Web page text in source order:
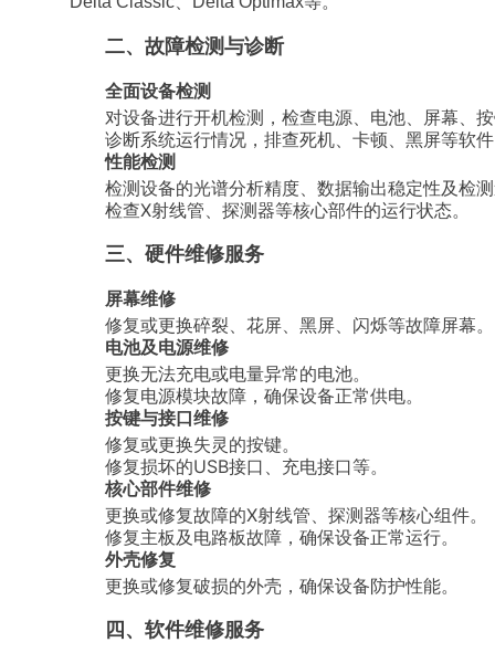
二、故障检测与诊断
全面设备检测
对设备进行开机检测，检查电源、电池、屏幕、
诊断系统运行情况，排查死机、卡顿、黑屏等软
性能检测
检测设备的光谱分析精度、数据输出稳定性及检
检查X射线管、探测器等核心部件的运行状态。
三、硬件维修服务
屏幕维修
修复或更换碎裂、花屏、黑屏、闪烁等故障屏幕。
电池及电源维修
更换无法充电或电量异常的电池。
修复电源模块故障，确保设备正常供电。
按键与接口维修
修复或更换失灵的按键。
修复损坏的USB接口、充电接口等。
核心部件维修
更换或修复故障的X射线管、探测器等核心组件。
修复主板及电路板故障，确保设备正常运行。
外壳修复
更换或修复破损的外壳，确保设备防护性能。
四、软件维修服务